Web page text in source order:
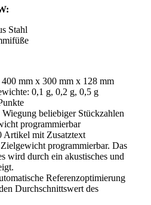
Stahl
mm x 300 mm x 128 mm
0,1 g, 0,2 g, 0,5 g
beliebiger Stückzahlen
programmierbar
Artikel mit Zusatztext
programmierbar. Das
wird durch ein akustisches und
Referenzoptimierung
Durchschnittswert des